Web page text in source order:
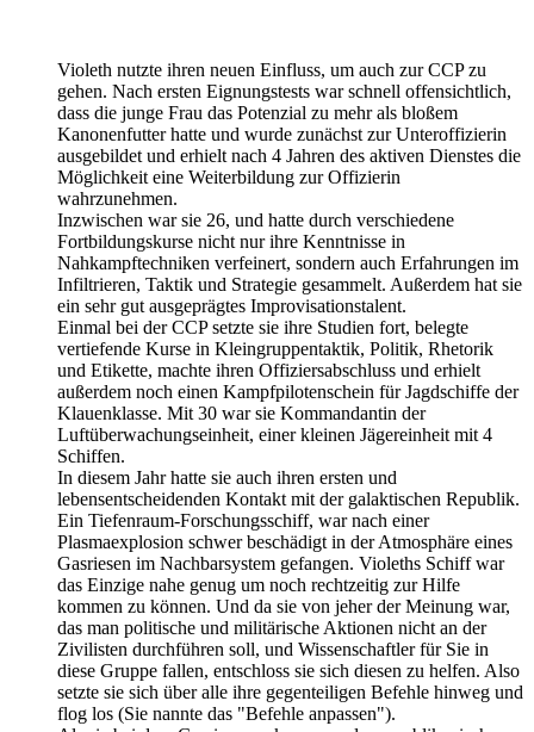
Violeth nutzte ihren neuen Einfluss, um auch zur CCP zu
gehen. Nach ersten Eignungstests war schnell offensichtlich,
dass die junge Frau das Potenzial zu mehr als bloßem
Kanonenfutter hatte und wurde zunächst zur Unteroffizierin
ausgebildet und erhielt nach 4 Jahren des aktiven Dienstes die
Möglichkeit eine Weiterbildung zur Offizierin
wahrzunehmen.
Inzwischen war sie 26, und hatte durch verschiedene
Fortbildungskurse nicht nur ihre Kenntnisse in
Nahkampftechniken verfeinert, sondern auch Erfahrungen im
Infiltrieren, Taktik und Strategie gesammelt. Außerdem hat sie
ein sehr gut ausgeprägtes Improvisationstalent.
Einmal bei der CCP setzte sie ihre Studien fort, belegte
vertiefende Kurse in Kleingruppentaktik, Politik, Rhetorik
und Etikette, machte ihren Offiziersabschluss und erhielt
außerdem noch einen Kampfpilotenschein für Jagdschiffe der
Klauenklasse. Mit 30 war sie Kommandantin der
Luftüberwachungseinheit, einer kleinen Jägereinheit mit 4
Schiffen.
In diesem Jahr hatte sie auch ihren ersten und
lebensentscheidenden Kontakt mit der galaktischen Republik.
Ein Tiefenraum-Forschungsschiff, war nach einer
Plasmaexplosion schwer beschädigt in der Atmosphäre eines
Gasriesen im Nachbarsystem gefangen. Violeths Schiff war
das Einzige nahe genug um noch rechtzeitig zur Hilfe
kommen zu können. Und da sie von jeher der Meinung war,
das man politische und militärische Aktionen nicht an der
Zivilisten durchführen soll, und Wissenschaftler für Sie in
diese Gruppe fallen, entschloss sie sich diesen zu helfen. Also
setzte sie sich über alle ihre gegenteiligen Befehle hinweg und
flog los (Sie nannte das "Befehle anpassen").